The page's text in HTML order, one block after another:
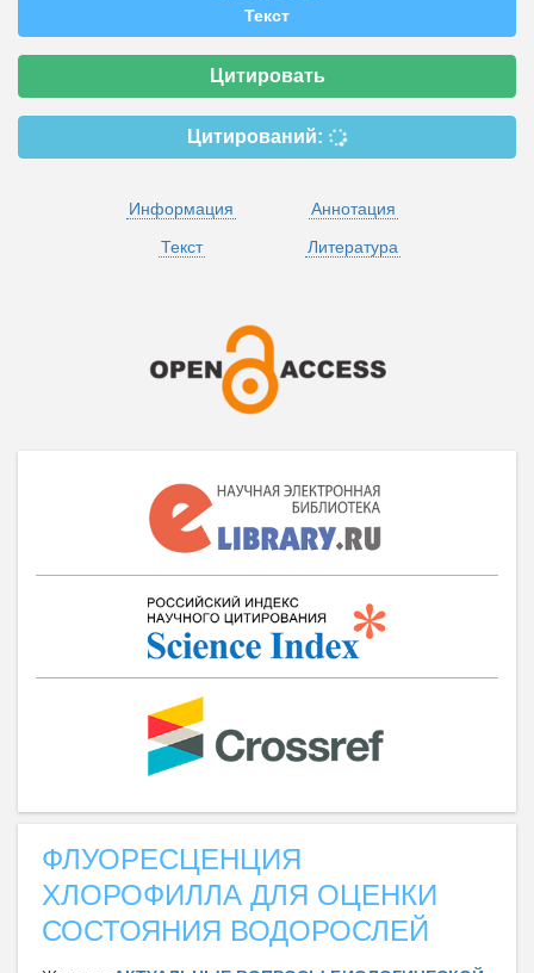
Текст
Цитировать
Цитирований:
Информация
Аннотация
Текст
Литература
ФЛУОРЕСЦЕНЦИЯ
ХЛОРОФИЛЛА ДЛЯ ОЦЕНКИ
СОСТОЯНИЯ ВОДОРОСЛЕЙ